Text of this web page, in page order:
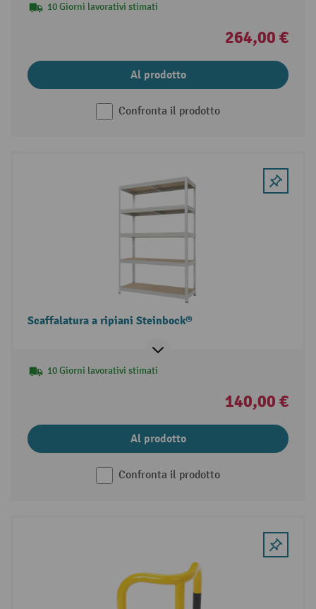
10 Giorni lavorativi stimati
264,00 €
Al prodotto
Confronta il prodotto
Scaffalatura a ripiani Steinbock®
10 Giorni lavorativi stimati
140,00 €
Al prodotto
Confronta il prodotto